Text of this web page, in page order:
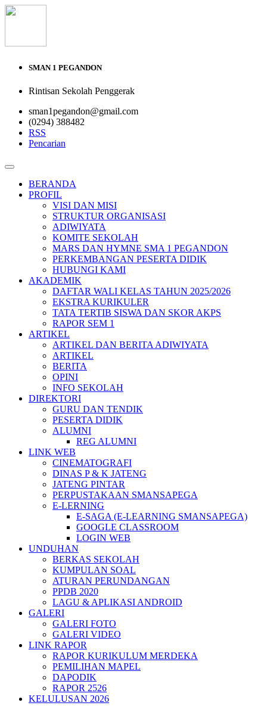
SMAN 1 PEGANDON
Rintisan Sekolah Penggerak
sman1pegandon@gmail.com
(0294) 388482
RSS
Pencarian
BERANDA
PROFIL
VISI DAN MISI
STRUKTUR ORGANISASI
ADIWIYATA
KOMITE SEKOLAH
MARS DAN HYMNE SMA 1 PEGANDON
PERKEMBANGAN PESERTA DIDIK
HUBUNGI KAMI
AKADEMIK
DAFTAR WALI KELAS TAHUN 2025/2026
EKSTRA KURIKULER
TATA TERTIB SISWA DAN SKOR AKPS
RAPOR SEM 1
ARTIKEL
ARTIKEL DAN BERITA ADIWIYATA
ARTIKEL
BERITA
OPINI
INFO SEKOLAH
DIREKTORI
GURU DAN TENDIK
PESERTA DIDIK
ALUMNI
REG ALUMNI
LINK WEB
CINEMATOGRAFI
DINAS P & K JATENG
JATENG PINTAR
PERPUSTAKAAN SMANSAPEGA
E-LERNING
E-SAGA (E-LEARNING SMANSAPEGA)
GOOGLE CLASSROOM
LOGIN WEB
UNDUHAN
BERKAS SEKOLAH
KUMPULAN SOAL
ATURAN PERUNDANGAN
PPDB 2020
LAGU & APLIKASI ANDROID
GALERI
GALERI FOTO
GALERI VIDEO
LINK RAPOR
RAPOR KURIKULUM MERDEKA
PEMILIHAN MAPEL
DAPODIK
RAPOR 2526
KELULUSAN 2026